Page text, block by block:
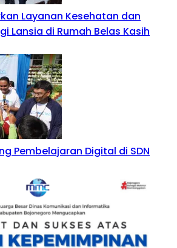
Layanan Kesehatan dan
Lansia di Rumah Belas Kasih
Pembelajaran Digital di SDN